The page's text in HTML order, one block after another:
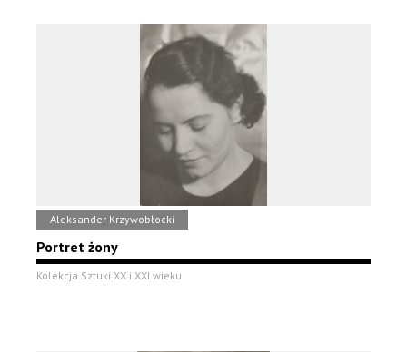
Aleksander Krzywobłocki
Portret żony
Kolekcja Sztuki XX i XXI wieku